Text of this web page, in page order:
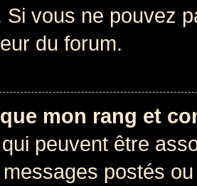
Si vous ne pouvez
du forum.
que mon rang et
peuvent être
postés